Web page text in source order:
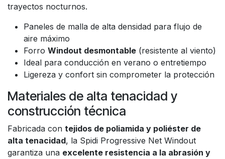
trayectos nocturnos.
Paneles de malla de alta densidad para flujo de
aire máximo
Forro Windout desmontable (resistente al viento)
Ideal para conducción en verano o entretiempo
Ligereza y confort sin comprometer la protección
Materiales de alta tenacidad y
construcción técnica
Fabricada con tejidos de poliamida y poliéster de
alta tenacidad, la Spidi Progressive Net Windout
garantiza una excelente resistencia a la abrasión y